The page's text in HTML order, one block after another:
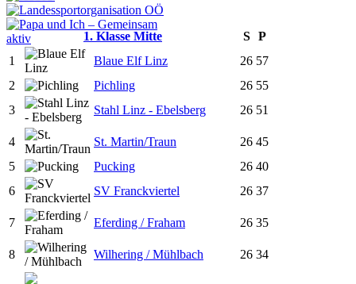
1. Klasse Mitte S
P
1
Blaue Elf Linz 26 57
2
Pichling 26 55
3
Stahl Linz - Ebelsberg 26 51
4 St. Martin/Traun 26 45
5
Pucking 26 40
6
SV Franckviertel 26 37
7 Eferding / Fraham 26 35
8 Wilhering / Mühlbach 26 34